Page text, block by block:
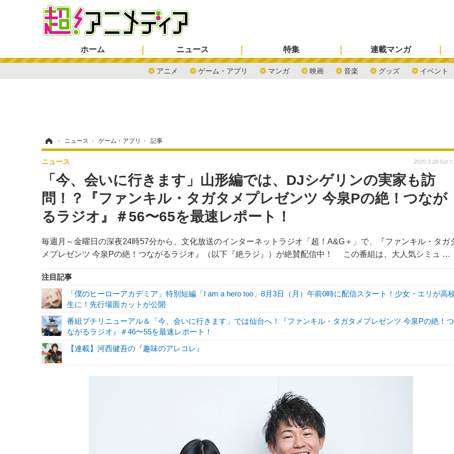
ホーム ニュース
アニメ ゲーム・アプリ マンガ 映画 音楽 グッズ イベント
特集 連載マンガ
› ニュース › ゲーム・アプリ › 記事
「今、会いに行きます」山形編では、DJシゲリンの実家も訪
問！？『ファンキル・タガタメプレゼンツ 今泉Pの絶！つなが
るラジオ』＃56〜65を最速レポート！
毎週月～金曜日の深夜24時57分から、文化放送のインターネットラジオ「超！A&G＋」で、『ファンキル・タガ
メプレゼンツ 今泉Pの絶！つながるラジオ』（以下『絶ラジ』）が絶賛配信中！ この番組は、大人気シミュ …
ニュース 2020.3.28 Sat
注目記事
「僕のヒーローアカデミア」特別短編「I am a hero too」8月3日（月）午前0時に配信スタート！少女・エリが高
生に！先行場面カットが公開
番組プチリニューアル＆「今、会いに行きます」では仙台へ！『ファンキル・タガタメプレゼンツ 今泉Pの絶！つ
ながるラジオ』＃46〜55を最速レポート！
【連載】河西健吾の『趣味のアレコレ』